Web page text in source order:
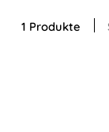
1 Produkte